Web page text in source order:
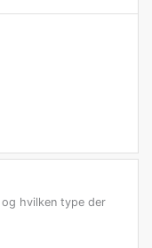
hvilken type der